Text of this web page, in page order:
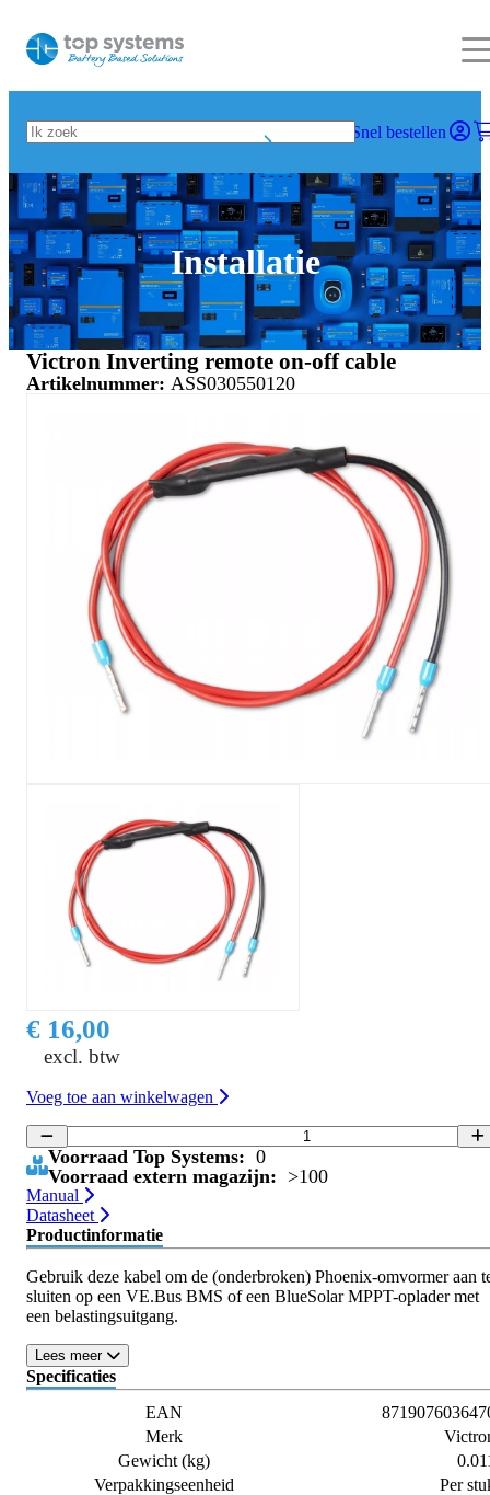
Snel bestellen
Installatie
Victron Inverting remote on-off cable
Artikelnummer: ASS030550120
€ 16,00
excl. btw
Voeg toe aan winkelwagen
Voorraad Top Systems: 0
Voorraad extern magazijn: >100
Manual
Datasheet
Productinformatie
Gebruik deze kabel om de (onderbroken) Phoenix-omvormer aan
sluiten op een VE.Bus BMS of een BlueSolar MPPT-oplader met
een belastingsuitgang.
Lees meer
Specificaties
EAN
Merk
Gewicht (kg)
Verpakkingseenheid
Per